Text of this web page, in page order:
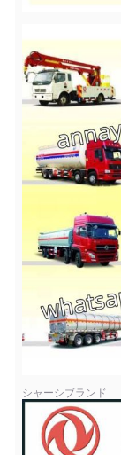
シャーシブランド